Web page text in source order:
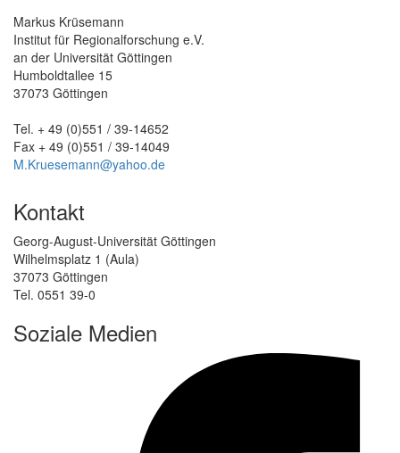
Markus Krüsemann
Institut für Regionalforschung e.V.
an der Universität Göttingen
Humboldtallee 15
37073 Göttingen
Tel. + 49 (0)551 / 39-14652
Fax + 49 (0)551 / 39-14049
M.Kruesemann@yahoo.de
Kontakt
Georg-August-Universität Göttingen
Wilhelmsplatz 1 (Aula)
37073 Göttingen
Tel. 0551 39-0
Soziale Medien